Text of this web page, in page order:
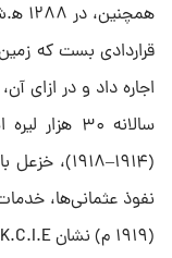
قراردادی بست که
اجاره داد و در ازای
سالانه ۳۰
(۱۹۱۹ م) نشان K.C.I.E (شوالیه امپراتوری هند) دریافت کرد.